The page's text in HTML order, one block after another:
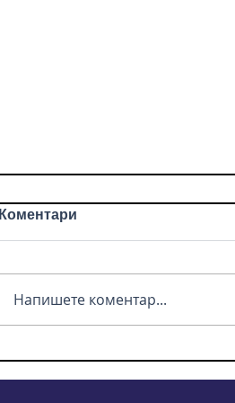
Коментари
Напишете коментар...